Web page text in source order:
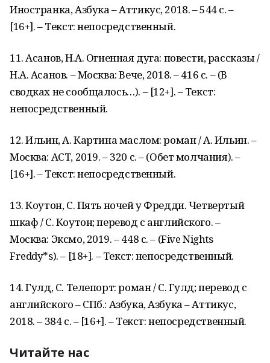
Иностранка, Азбука – Аттикус, 2018. – 544 с. –
[16+]. – Текст: непосредственный.
11. Асанов, Н.А. Огненная дуга: повести, рассказы /
Н.А. Асанов. – Москва: Вече, 2018. – 416 с. – (В
сводках не сообщалось…). – [12+]. – Текст:
непосредственный.
12. Ильин, А. Картина маслом: роман / А. Ильин. –
Москва: АСТ, 2019. – 320 с. – (Обет молчания). –
[16+]. – Текст: непосредственный.
13. Коутон, С. Пять ночей у Фредди. Четвертый
шкаф / С. Коутон; перевод с английского. –
Москва: Эксмо, 2019. – 448 с. – (Five Nights
Freddy*s). – [18+]. – Текст: непосредственный.
14. Гулд, С. Телепорт: роман / С. Гулд; перевод с
английского – СПб.: Азбука, Азбука – Аттикус,
2018. – 384 с. – [16+]. – Текст: непосредственный.
Читайте нас